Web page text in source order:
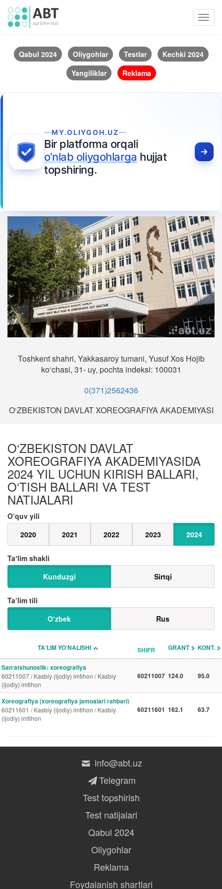
Qabul 2024 Oliygohlar Testlar
Kechki 2024
Yangiliklar
Reklama
MY.OLIYGOH.UZ
Bir platforma orqali
o‘nlab oliygohlarga hujjat
topshiring.
Toshkent shahri, Yakkasaroy tumani, Yusuf Xos Hojib
ko‘chasi, 31- uy, pochta indeksi: 100031
0(371)2562436
O‘ZBEKISTON DAVLAT XOREOGRAFIYA AKADEMIYASI
O‘ZBEKISTON DAVLAT
XOREOGRAFIYA AKADEMIYASIDA
2024 YIL UCHUN KIRISH BALLARI,
O‘TISH BALLARI VA TEST
NATIJALARI
O‘quv yili
2020
2021 2022 2023 2024
Taʼlim shakli
Kunduzgi
Sirtqi
Ta’lim tili
O‘zbek
Rus
TAʼLIM YO‘NALISHI SHIFR GRANT KONT.
Sanʼatshunoslik: xoreografiya
60211007 / Kasbiy (ijodiy) imtihon / Kasbiy
(ijodiy) imtihon
60211007 124.0 95.0
Xoreografiya (xoreografiya jamoalari rahbari)
60211601 / Kasbiy (ijodiy) imtihon / Kasbiy
(ijodiy) imtihon
60211601 162.1 63.7
info@abt.uz
Telegram
Test topshirish
Test natijalari
Qabul 2024
Oliygohlar
Reklama
Foydalanish shartlari